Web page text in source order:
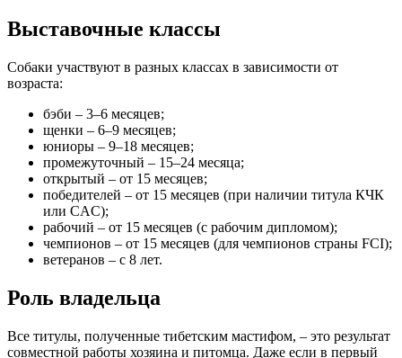
Выставочные классы
Собаки участвуют в разных классах в зависимости от
возраста:
бэби – 3–6 месяцев;
щенки – 6–9 месяцев;
юниоры – 9–18 месяцев;
промежуточный – 15–24 месяца;
открытый – от 15 месяцев;
победителей – от 15 месяцев (при наличии титула КЧК
или CAC);
рабочий – от 15 месяцев (с рабочим дипломом);
чемпионов – от 15 месяцев (для чемпионов страны FCI);
ветеранов – с 8 лет.
Роль владельца
Все титулы, полученные тибетским мастифом, – это результат
совместной работы хозяина и питомца. Даже если в первый